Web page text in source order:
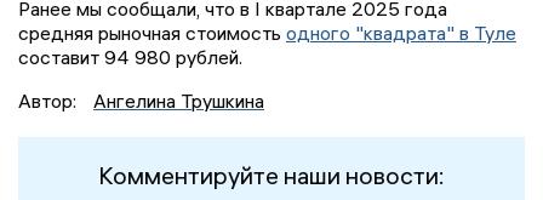
Ранее мы сообщали, что в I квартале 2025 года
средняя рыночная стоимость одного "квадрата" в Туле
составит 94 980 рублей.
Автор:
Ангелина Трушкина
Комментируйте наши новости: